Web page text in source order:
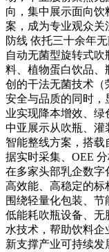
向，集中展示面向
案，成为专业观众
防线 依托三十余年
自动无菌型旋转式
料、植物蛋白饮品、
创的干法无菌技术（
安全与品质的同时，
业实现降本增效、
中亚展示从吹瓶、灌
智能整线方案，搭
据实时采集、OEE
在多家头部乳企数字
高效能、高稳定的
围绕轻量化包装、
低能耗吹瓶设备、无
水技术，帮助饮料企
新支撑产业可持续